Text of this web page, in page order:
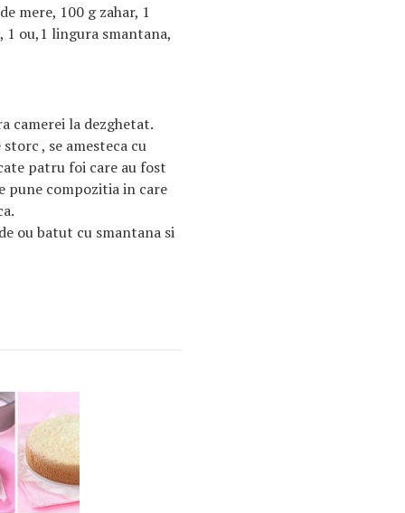
mere, 100 g zahar, 1
ou,1 lingura smantana,
camerei la dezghetat.
, se amesteca cu
patru foi care au fost
pune compozitia in care
ou batut cu smantana si